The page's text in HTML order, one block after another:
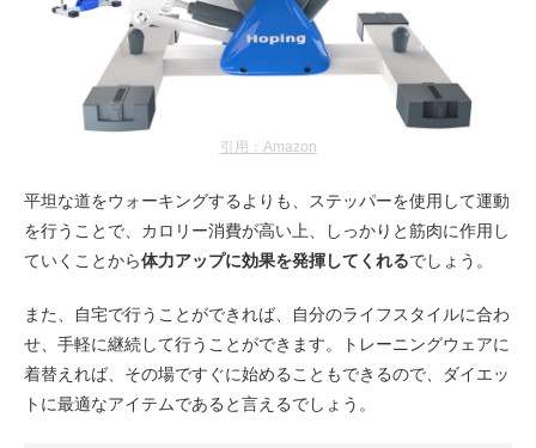
引用：Amazon
平坦な道をウォーキングするよりも、ステッパーを使用して運動
を行うことで、カロリー消費が高い上、しっかりと筋肉に作用し
ていくことから体力アップに効果を発揮してくれるでしょう。
また、自宅で行うことができれば、自分のライフスタイルに合わ
せ、手軽に継続して行うことができます。トレーニングウェアに
着替えれば、その場ですぐに始めることもできるので、ダイエッ
トに最適なアイテムであると言えるでしょう。